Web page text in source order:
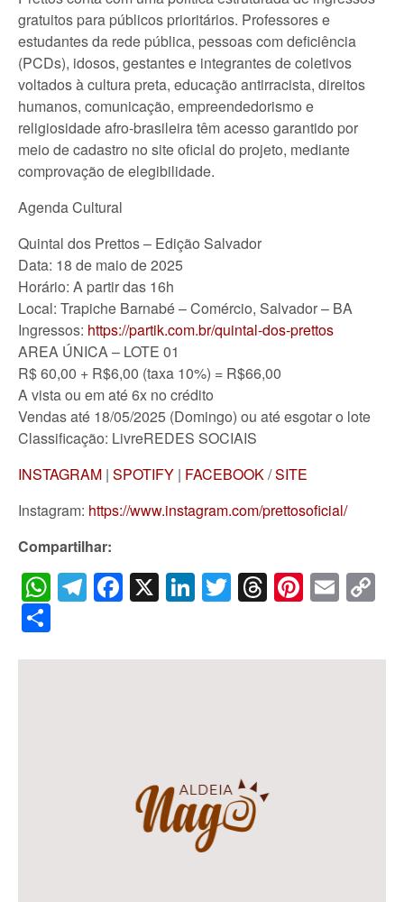
gratuitos para públicos prioritários. Professores e
estudantes da rede pública, pessoas com deficiência
(PCDs), idosos, gestantes e integrantes de coletivos
voltados à cultura preta, educação antirracista, direitos
humanos, comunicação, empreendedorismo e
religiosidade afro-brasileira têm acesso garantido por
meio de cadastro no site oficial do projeto, mediante
comprovação de elegibilidade.
Agenda Cultural
Quintal dos Prettos – Edição Salvador
Data: 18 de maio de 2025
Horário: A partir das 16h
Local: Trapiche Barnabé – Comércio, Salvador – BA
Ingressos: https://partik.com.br/quintal-dos-prettos
AREA ÚNICA – LOTE 01
R$ 60,00 + R$6,00 (taxa 10%) = R$66,00
A vista ou em até 6x no crédito
Vendas até 18/05/2025 (Domingo) ou até esgotar o lote
Classificação: LivreREDES SOCIAIS
INSTAGRAM | SPOTIFY | FACEBOOK/SITE
Instagram: https://www.instagram.com/prettosoficial/
Compartilhar:
WhatsApp
Telegram
Facebook
X LinkedIn
Twitter
Threads